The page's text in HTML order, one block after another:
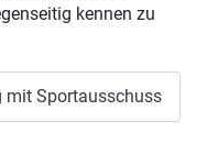
kennen zu
mit Sportausschuss